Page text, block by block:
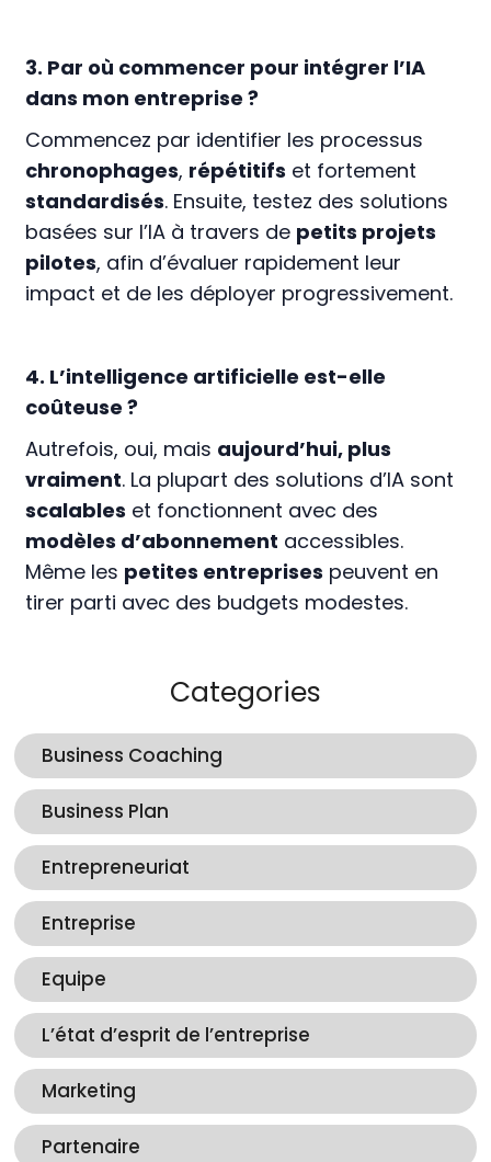
3. Par où commencer pour intégrer l’IA
dans mon entreprise ?
Commencez par identifier les processus
chronophages, répétitifs et fortement
standardisés. Ensuite, testez des solutions
basées sur l’IA à travers de petits projets
pilotes, afin d’évaluer rapidement leur
impact et de les déployer progressivement.
4. L’intelligence artificielle est-elle
coûteuse ?
Autrefois, oui, mais aujourd’hui, plus
vraiment. La plupart des solutions d’IA sont
scalables et fonctionnent avec des
modèles d’abonnement accessibles.
Même les petites entreprises peuvent en
tirer parti avec des budgets modestes.
Categories
Business Coaching
Business Plan
Entrepreneuriat
Entreprise
Equipe
L’état d’esprit de l’entreprise
Marketing
Partenaire